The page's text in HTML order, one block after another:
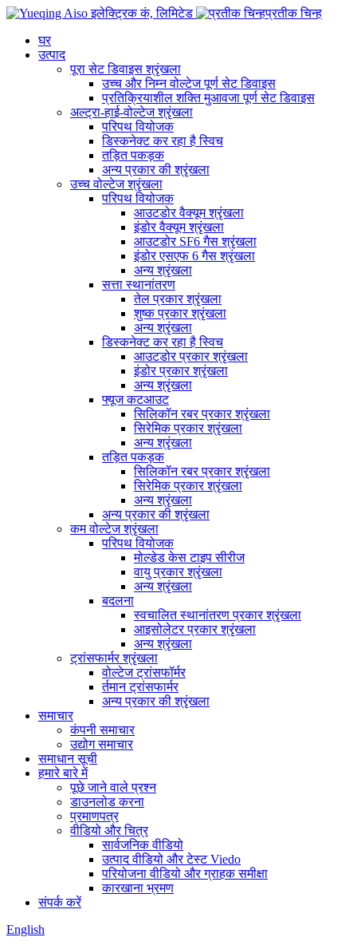
प्रतीक चिन्ह
घर
उत्पाद
पूरा सेट डिवाइस श्रृंखला
उच्च और निम्न वोल्टेज पूर्ण सेट डिवाइस
प्रतिक्रियाशील शक्ति मुआवजा पूर्ण सेट डिवाइस
अल्ट्रा-हाई-वोल्टेज श्रृंखला
परिपथ वियोजक
डिस्कनेक्ट कर रहा है स्विच
तड़ित पकड़क
अन्य प्रकार की श्रृंखला
उच्च वोल्टेज श्रृंखला
परिपथ वियोजक
आउटडोर वैक्यूम श्रृंखला
इंडोर वैक्यूम श्रृंखला
आउटडोर SF6 गैस श्रृंखला
इंडोर एसएफ 6 गैस श्रृंखला
अन्य श्रृंखला
सत्ता स्थानांतरण
तेल प्रकार श्रृंखला
शुष्क प्रकार श्रृंखला
अन्य श्रृंखला
डिस्कनेक्ट कर रहा है स्विच
आउटडोर प्रकार श्रृंखला
इंडोर प्रकार श्रृंखला
अन्य श्रृंखला
फ्यूज कटआउट
सिलिकॉन रबर प्रकार श्रृंखला
सिरेमिक प्रकार श्रृंखला
अन्य श्रृंखला
तड़ित पकड़क
सिलिकॉन रबर प्रकार श्रृंखला
सिरेमिक प्रकार श्रृंखला
अन्य श्रृंखला
अन्य प्रकार की श्रृंखला
कम वोल्टेज श्रृंखला
परिपथ वियोजक
मोल्डेड केस टाइप सीरीज
वायु प्रकार श्रृंखला
अन्य श्रृंखला
बदलना
स्वचालित स्थानांतरण प्रकार श्रृंखला
आइसोलेटर प्रकार श्रृंखला
अन्य श्रृंखला
ट्रांसफार्मर श्रृंखला
वोल्टेज ट्रांसफॉर्मर
र्तमान ट्रांसफार्मर
अन्य प्रकार की श्रृंखला
समाचार
कंपनी समाचार
उद्योग समाचार
समाधान सूची
हमारे बारे में
पूछे जाने वाले प्रश्न
डाउनलोड करना
प्रमाणपत्र
वीडियो और चित्र
सार्वजनिक वीडियो
उत्पाद वीडियो और टेस्ट Viedo
परियोजना वीडियो और ग्राहक समीक्षा
कारखाना भ्रमण
संपर्क करें
English